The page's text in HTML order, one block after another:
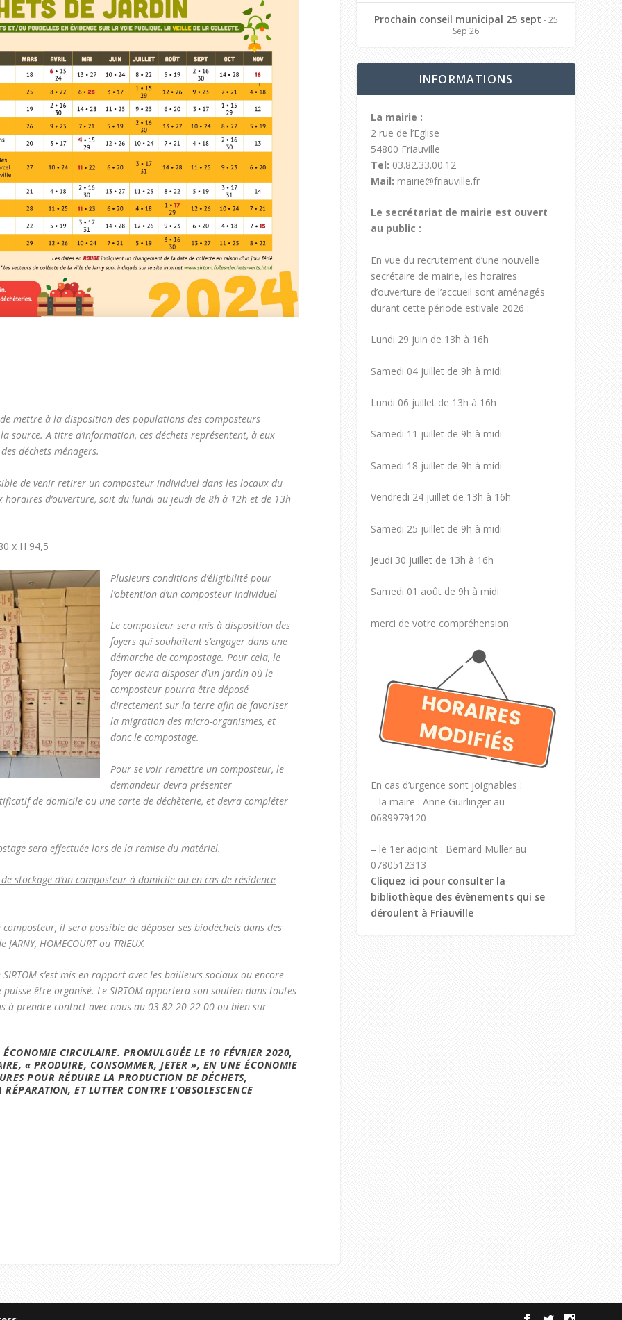
mettre à la disposition des populations des composteurs
source. A titre d’information, ces déchets représentent, à eux
déchets ménagers.
de venir retirer un composteur individuel dans les locaux du
horaires d’ouverture, soit du lundi au jeudi de 8h à 12h et de 13h
x H 94,5
Plusieurs conditions d’éligibilité pour
l’obtention d’un composteur individuel
Le composteur sera mis à disposition des
foyers qui souhaitent s’engager dans une
démarche de compostage. Pour cela, le
foyer devra disposer d’un jardin où le
composteur pourra être déposé
directement sur la terre afin de favoriser
la migration des micro-organismes, et
donc le compostage.
Pour se voir remettre un composteur, le
demandeur devra présenter
de domicile ou une carte de déchèterie, et devra compléter
sera effectuée lors de la remise du matériel.
stockage d’un composteur à domicile ou en cas de résidence
il sera possible de déposer ses biodéchets dans des
HOMECOURT ou TRIEUX.
s’est mis en rapport avec les bailleurs sociaux ou encore
être organisé. Le SIRTOM apportera son soutien dans toutes
à prendre contact avec nous au 03 82 20 22 00 ou bien sur
CIRCULAIRE. PROMULGUÉE LE 10 FÉVRIER 2020,
« PRODUIRE, CONSOMMER, JETER », EN UNE ÉCONOMIE
POUR RÉDUIRE LA PRODUCTION DE DÉCHETS,
ET LUTTER CONTRE L’OBSOLESCENCE
Prochain conseil municipal 25 sept - 25
Sep 26
INFORMATIONS
La mairie :
2 rue de l’Eglise
54800 Friauville
Tel: 03.82.33.00.12
Mail: mairie@friauville.fr
Le secrétariat de mairie est ouvert
au public :
En vue du recrutement d’une nouvelle
secrétaire de mairie, les horaires
d’ouverture de l’accueil sont aménagés
durant cette période estivale 2026 :
Lundi 29 juin de 13h à 16h
Samedi 04 juillet de 9h à midi
Lundi 06 juillet de 13h à 16h
Samedi 11 juillet de 9h à midi
Samedi 18 juillet de 9h à midi
Vendredi 24 juillet de 13h à 16h
Samedi 25 juillet de 9h à midi
Jeudi 30 juillet de 13h à 16h
Samedi 01 août de 9h à midi
merci de votre compréhension
En cas d’urgence sont joignables :
– la maire : Anne Guirlinger au
0689979120
– le 1er adjoint : Bernard Muller au
0780512313
Cliquez ici pour consulter la
bibliothèque des évènements qui se
déroulent à Friauville